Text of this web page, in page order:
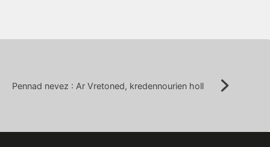
Pennad nevez : Ar Vretoned, kredennourien holl